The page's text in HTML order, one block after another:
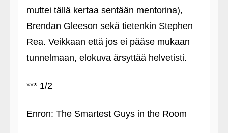
muttei tällä kertaa sentään mentorina),
Brendan Gleeson sekä tietenkin Stephen
Rea. Veikkaan että jos ei pääse mukaan
tunnelmaan, elokuva ärsyttää helvetisti.
*** 1/2
Enron: The Smartest Guys in the Room